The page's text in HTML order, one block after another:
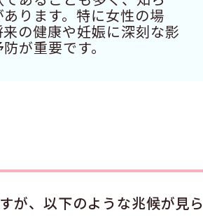
ります。特に女性の場
の健康や妊娠に深刻な影
が重要です。
が、以下のような兆候が見ら